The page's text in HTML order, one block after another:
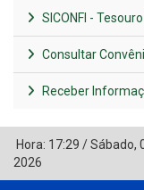
SICONFI -
Consultar
Receber
Hora: 17:29 /Sábado,
2026